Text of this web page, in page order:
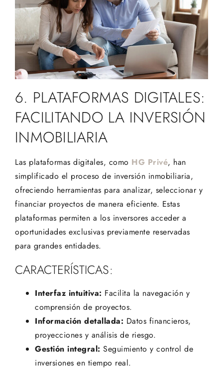
6. PLATAFORMAS DIGITALES:
FACILITANDO LA INVERSIÓN
INMOBILIARIA
Las plataformas digitales, como HG Privé, han
simplificado el proceso de inversión inmobiliaria,
ofreciendo herramientas para analizar, seleccionar y
financiar proyectos de manera eficiente. Estas
plataformas permiten a los inversores acceder a
oportunidades exclusivas previamente reservadas
para grandes entidades.
CARACTERÍSTICAS:
Interfaz intuitiva: Facilita la navegación y
comprensión de proyectos.
Información detallada: Datos financieros,
proyecciones y análisis de riesgo.
Gestión integral: Seguimiento y control de
inversiones en tiempo real.